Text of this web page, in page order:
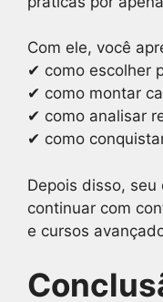
Com ele, você
✔ como escolher
✔ como montar
✔ como analisar
✔ como
Depois disso,
continuar com
e cursos